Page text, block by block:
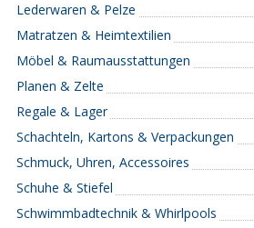
Lederwaren & Pelze
Matratzen & Heimtextilien
Möbel & Raumausstattungen
Planen & Zelte
Regale & Lager
Schachteln, Kartons & Verpackungen
Schmuck, Uhren, Accessoires
Schuhe & Stiefel
Schwimmbadtechnik & Whirlpools